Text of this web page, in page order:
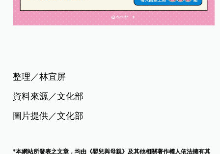
整理／林宜屏
資料來源／文化部
圖片提供／文化部
*本網站所發表之文章，均由《嬰兒與母親》及其他相關著作權人依法擁有其